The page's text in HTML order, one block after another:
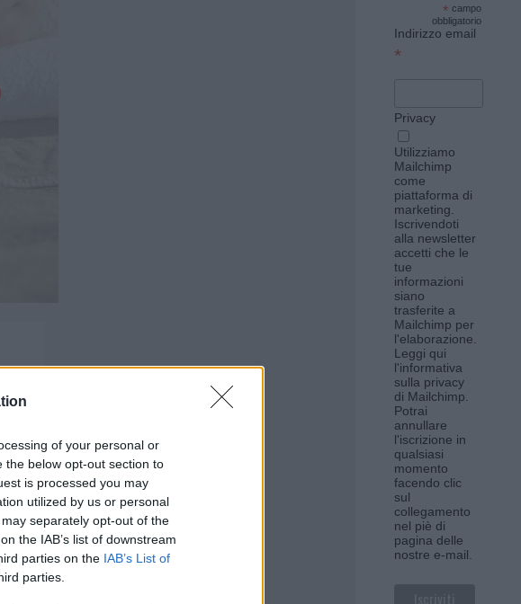
of your personal or
the below opt-out section to
is processed you may
utilized by us or personal
separately opt-out of the
the IAB’s list of downstream
parties on the IAB’s List of
parties.
* campo
obbligatorio
Indirizzo email
*
Privacy
Utilizziamo
Mailchimp
come
piattaforma di
marketing.
Iscrivendoti
alla newsletter
accetti che le
tue
informazioni
siano
trasferite a
Mailchimp per
l'elaborazione.
Leggi qui
l'informativa
sulla privacy
di Mailchimp.
Potrai
annullare
l'iscrizione in
qualsiasi
momento
facendo clic
sul
collegamento
nel piè di
pagina delle
nostre e-mail.